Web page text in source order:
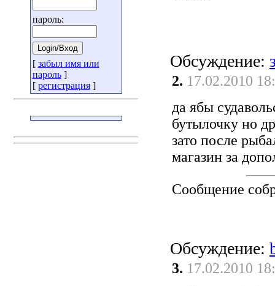
пароль:
[ забыл имя или
пароль]
[ регистрация]
Обсуждение:
2. 17.02.2010
да ябы
бутылочку но
зато после
магазин за
Сообщение
Обсуждение:
3. 17.02.2010